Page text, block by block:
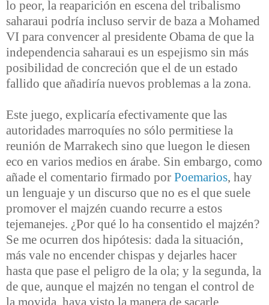
lo peor, la reaparición en escena del tribalismo
saharaui podría incluso servir de baza a Mohamed
VI para convencer al presidente Obama de que la
independencia saharaui es un espejismo sin más
posibilidad de concreción que el de un estado
fallido que añadiría nuevos problemas a la zona.
Este juego, explicaría efectivamente que las
autoridades marroquíes no sólo permitiese la
reunión de Marrakech sino que luegon le diesen
eco en varios medios en árabe. Sin embargo, como
añade el comentario firmado por Poemarios, hay
un lenguaje y un discurso que no es el que suele
promover el majzén cuando recurre a estos
tejemanejes. ¿Por qué lo ha consentido el majzén?
Se me ocurren dos hipótesis: dada la situación,
más vale no encender chispas y dejarles hacer
hasta que pase el peligro de la ola; y la segunda, la
de que, aunque el majzén no tengan el control de
la movida, haya visto la manera de sacarle